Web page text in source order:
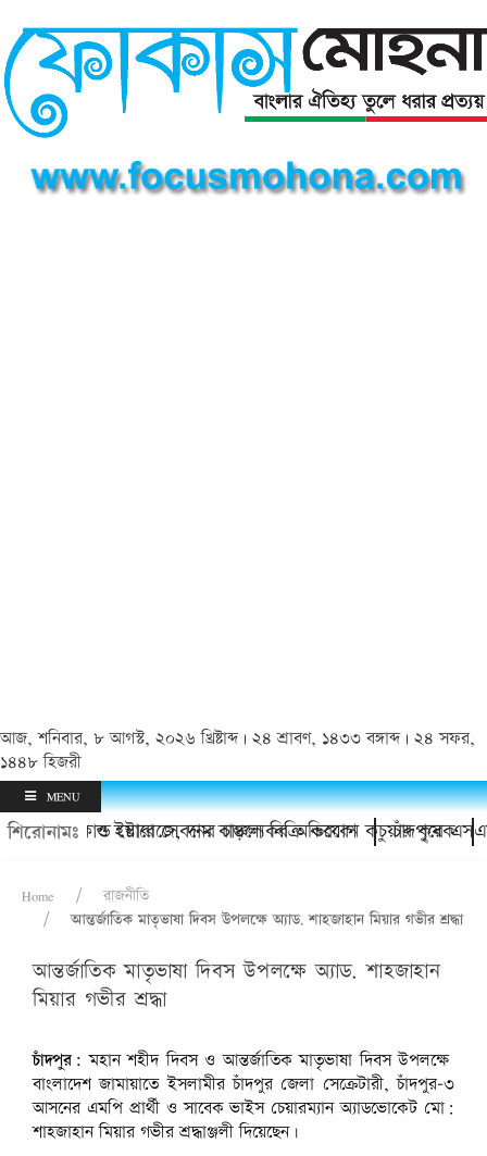
আজ, শনিবার, ৮ আগস্ট, ২০২৬ খ্রিষ্টাব্দ | ২৪ শ্রাবণ, ১৪৩৩ বঙ্গাব্দ | ২৪ সফর,
১৪৪৮ হিজরী
MENU
শিরোনামঃ
হয়রানি ও ইয়াবা সেবনের চাঞ্চল্যকর অভিযোগ চাঁদপুরে
কোল্ড স্টোরেজে, দাম বাড়লে বিক্রি করবেন কচুয়ার কৃষক
Home
রাজনীতি
আন্তর্জাতিক মাতৃভাষা দিবস উপলক্ষে অ্যাড. শাহজাহান মিয়ার গভীর শ্রদ্ধা
আন্তর্জাতিক মাতৃভাষা দিবস উপলক্ষে অ্যাড. শাহজাহান
মিয়ার গভীর শ্রদ্ধা
চাঁদপুর:মহান শহীদ দিবস ও আন্তর্জাতিক মাতৃভাষা দিবস উপলক্ষে
বাংলাদেশ জামায়াতে ইসলামীর চাঁদপুর জেলা সেক্রেটারী, চাঁদপুর-৩
আসনের এমপি প্রার্থী ও সাবেক ভাইস চেয়ারম্যান অ্যাডভোকেট মো:
শাহজাহান মিয়ার গভীর শ্রদ্ধাঞ্জলী দিয়েছেন।